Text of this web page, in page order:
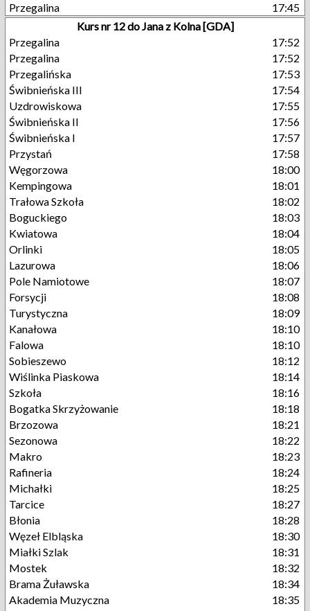
Przegalina
17:45
Kurs nr 12 do Jana z Kolna [GDA]
Przegalina
17:52
Przegalina
17:52
Przegalińska
17:53
Świbnieńska III
17:54
Uzdrowiskowa
17:55
Świbnieńska II
17:56
Świbnieńska I
17:57
Przystań
17:58
Węgorzowa
18:00
Kempingowa
18:01
Trałowa Szkoła
18:02
Boguckiego
18:03
Kwiatowa
18:04
Orlinki
18:05
Lazurowa
18:06
Pole Namiotowe
18:07
Forsycji
18:08
Turystyczna
18:09
Kanałowa
18:10
Falowa
18:10
Sobieszewo
18:12
Wiślinka Piaskowa
18:14
Szkoła
18:16
Bogatka Skrzyżowanie
18:18
Brzozowa
18:21
Sezonowa
18:22
Makro
18:23
Rafineria
18:24
Michałki
18:25
Tarcice
18:27
Błonia
18:28
Węzeł Elbląska
18:30
Miałki Szlak
18:31
Mostek
18:32
Brama Żuławska
18:34
Akademia Muzyczna
18:35